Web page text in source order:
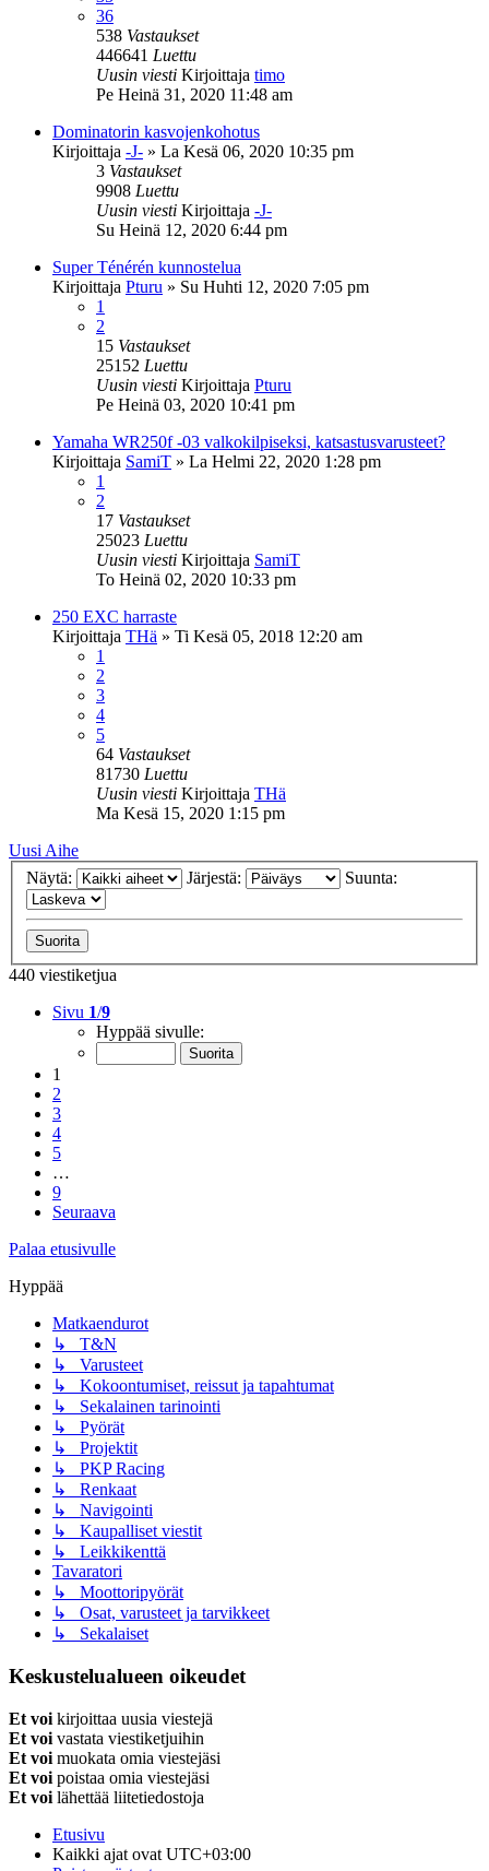
36
538 Vastaukset
446641 Luettu
Uusin viesti Kirjoittaja timo
Pe Heinä 31, 2020 11:48 am
Dominatorin kasvojenkohotus
Kirjoittaja -J- » La Kesä 06, 2020 10:35 pm
3 Vastaukset
9908 Luettu
Uusin viesti Kirjoittaja -J-
Su Heinä 12, 2020 6:44 pm
Super Ténérén kunnostelua
Kirjoittaja Pturu » Su Huhti 12, 2020 7:05 pm
1
2
15 Vastaukset
25152 Luettu
Uusin viesti Kirjoittaja Pturu
Pe Heinä 03, 2020 10:41 pm
Yamaha WR250f -03 valkokilpiseksi, katsastusvarusteet?
Kirjoittaja SamiT » La Helmi 22, 2020 1:28 pm
1
2
17 Vastaukset
25023 Luettu
Uusin viesti Kirjoittaja SamiT
To Heinä 02, 2020 10:33 pm
250 EXC harraste
Kirjoittaja THä » Ti Kesä 05, 2018 12:20 am
1
2
3
4
5
64 Vastaukset
81730 Luettu
Uusin viesti Kirjoittaja THä
Ma Kesä 15, 2020 1:15 pm
Uusi Aihe
Näytä:
Järjestä: Suunta:
440 viestiketjua
Sivu 1/9
Hyppää sivulle:
1
2
3
4
5
…
9
Seuraava
Palaa etusivulle
Hyppää
Matkaendurot
↳ T&N
↳ Varusteet
↳ Kokoontumiset, reissut ja tapahtumat
↳ Sekalainen tarinointi
↳ Pyörät
↳ Projektit
↳ PKP Racing
↳ Renkaat
↳ Navigointi
↳ Kaupalliset viestit
↳ Leikkikenttä
Tavaratori
↳ Moottoripyörät
↳ Osat, varusteet ja tarvikkeet
↳ Sekalaiset
Keskustelualueen oikeudet
Et voi kirjoittaa uusia viestejä
Et voi vastata viestiketjuihin
Et voi muokata omia viestejäsi
Et voi poistaa omia viestejäsi
Et voi lähettää liitetiedostoja
Etusivu
Kaikki ajat ovat UTC+03:00